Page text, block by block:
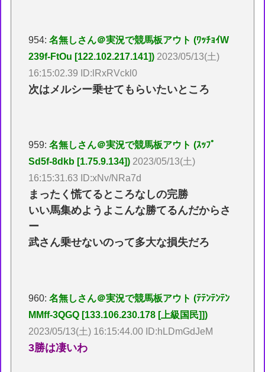
954:名無しさん＠実況で競馬板アウト (ﾜｯﾁｮｲW
239f-FtOu [122.102.217.141]) 2023/05/13(土)
16:15:02.39 ID:lRxRVckl0
次はメルシー乗せてもらいたいところ
959:名無しさん＠実況で競馬板アウト (ｽｯﾌﾟ
Sd5f-8dkb [1.75.9.134]) 2023/05/13(土)
16:15:31.63 ID:xNv/NRa7d
まったく慌てるところなしの完勝
いい馬集めようよこんな勝てるんだからさ
ー
武さん乗せないのって多大な損失だろ
960:名無しさん＠実況で競馬板アウト (ﾃﾃﾝﾃﾝﾃﾝ
MMff-3QGQ [133.106.230.178 [上級国民]])
2023/05/13(土) 16:15:44.00 ID:hLDmGdJeM
3勝は凄いわ